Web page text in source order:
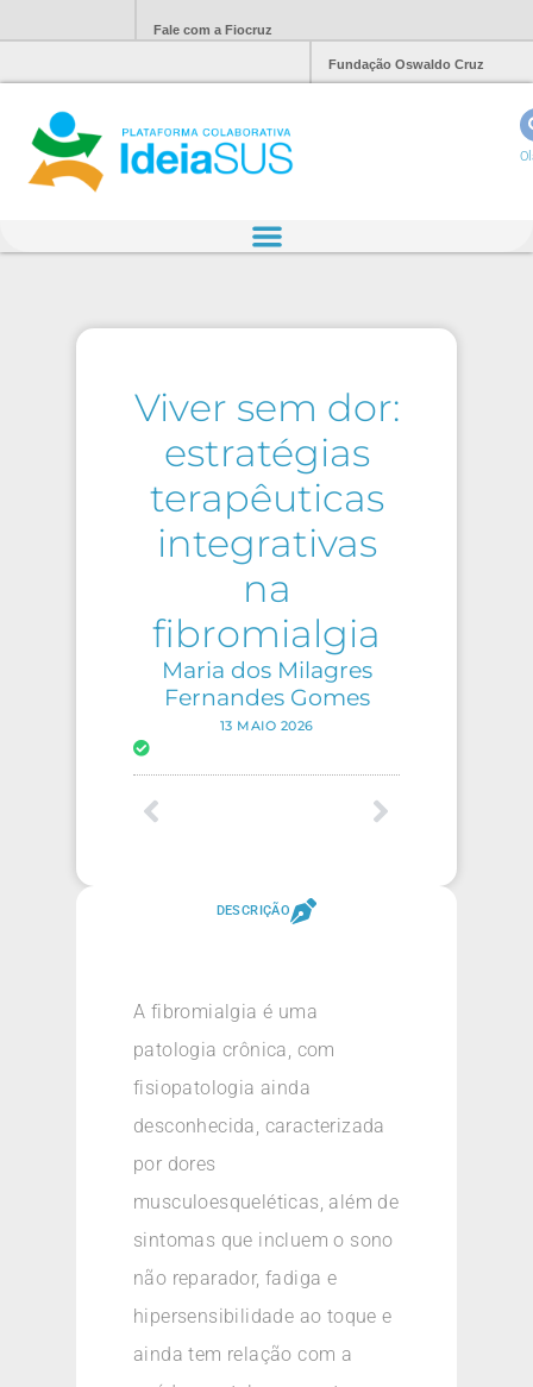
Fale com a Fiocruz
Fundação Oswaldo Cruz
Viver sem dor:
estratégias
terapêuticas
integrativas
na
fibromialgia
Maria dos Milagres
Fernandes Gomes
13 MAIO 2026
DESCRIÇÃO
A fibromialgia é uma
patologia crônica, com
fisiopatologia ainda
desconhecida, caracterizada
por dores
musculoesqueléticas, além de
sintomas que incluem o sono
não reparador, fadiga e
hipersensibilidade ao toque e
ainda tem relação com a